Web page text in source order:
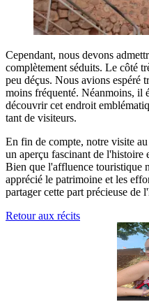
Cependant, nous devons
complètement séduits. Le côté
peu déçus. Nous avions espéré
moins fréquenté. Néanmoins, il
découvrir cet endroit
tant de visiteurs.
En fin de compte, notre visite
un aperçu fascinant de l'histoire
Bien que l'affluence touristique
apprécié le patrimoine et les
partager cette part précieuse de
Retour aux récits